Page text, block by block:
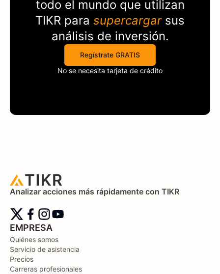
todo el mundo que utilizan
TIKR para supercargarsus
análisis de inversión.
Regístrate GRATIS
No se necesita tarjeta de crédito
Analizar acciones más rápidamente con TIKR
EMPRESA
Quiénes somos
Servicio de asistencia
Precios
Carreras profesionales